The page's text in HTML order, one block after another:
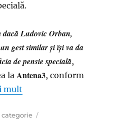
Ludovic Orban,
gest similar și își va da
de pensie specială,
laAntena3, conform
mult
categorie